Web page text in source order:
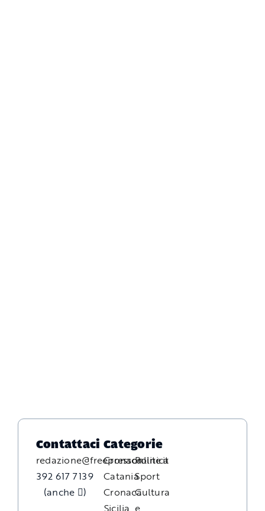
Contattaci
redazione@freepressonline.it
392 617 7139
(anche
)
Categorie
Cronaca
Catania
Cronaca
Sicilia
Politica
Sport
Cultura
e